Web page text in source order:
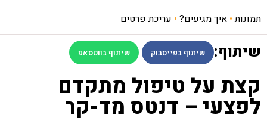
תמונות• איך מגיעים? • עריכת פרטים
שיתוף: שיתוף בפייסבוק שיתוף בווטסאפ
קצת על טיפול מתקדם
לפצעי – דנטס מד-קר